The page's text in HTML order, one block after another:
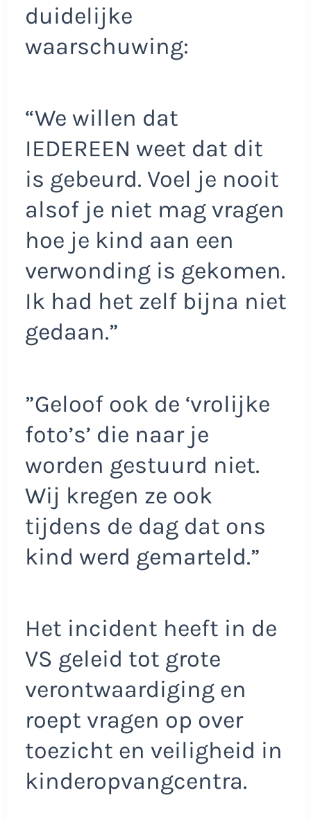
duidelijke
waarschuwing:
“We willen dat
IEDEREEN weet dat dit
is gebeurd. Voel je nooit
alsof je niet mag vragen
hoe je kind aan een
verwonding is gekomen.
Ik had het zelf bijna niet
gedaan.”
”Geloof ook de ‘vrolijke
foto’s’ die naar je
worden gestuurd niet.
Wij kregen ze ook
tijdens de dag dat ons
kind werd gemarteld.”
Het incident heeft in de
VS geleid tot grote
verontwaardiging en
roept vragen op over
toezicht en veiligheid in
kinderopvangcentra.